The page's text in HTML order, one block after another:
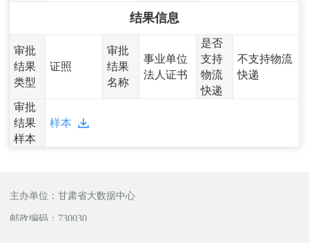
结果信息
审批
结果
类型
证照
审批
结果
名称
事业单位
法人证书
是否
支持
物流
快递
不支持物流
快递
审批
结果
样本
样本
主办单位：甘肃省大数据中心
邮政编码：730030